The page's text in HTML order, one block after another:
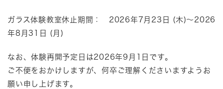
ガラス体験教室休止期間： 2026年7 月23 日 (木)～ 2026
年8 月31 日 (月 )
なお、体験再開予定日は2026年9月1日です。
ご不便をおかけしますが、何卒ご理解くださいますようお
願い申し上げます。